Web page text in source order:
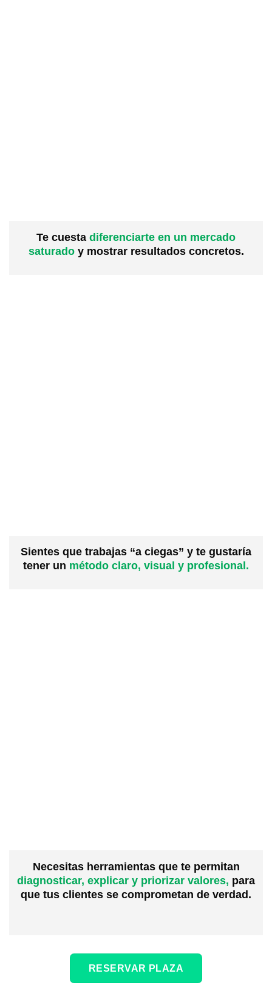
Te cuesta diferenciarte en un mercado
saturadoy mostrar resultados concretos.
Sientes que trabajas “a ciegas” y te gustaría
tener un método claro, visual y profesional.
Necesitas herramientas que te permitan
diagnosticar, explicar y priorizar valores, para
que tus clientes se comprometan de verdad.
RESERVAR PLAZA